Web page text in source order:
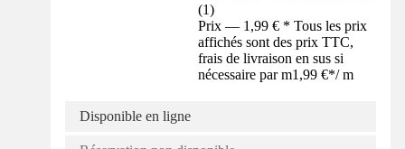
(1)
Prix — 1,99 € * Tous les prix
affichés sont des prix TTC,
frais de livraison en sus si
nécessaire par m1,99 €*/ m
Disponible en ligne